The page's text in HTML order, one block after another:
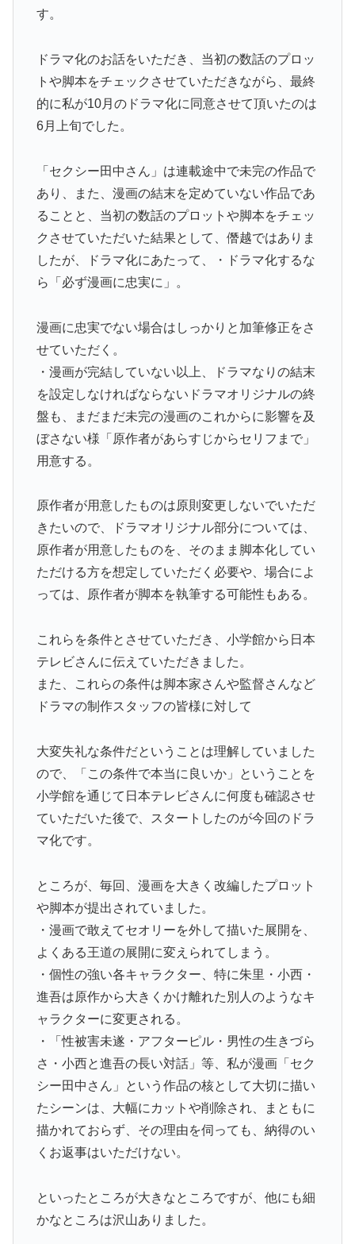
す。
ドラマ化のお話をいただき、当初の数話のプロッ
トや脚本をチェックさせていただきながら、最終
的に私が10月のドラマ化に同意させて頂いたのは
6月上旬でした。
「セクシー田中さん」は連載途中で未完の作品で
あり、また、漫画の結末を定めていない作品であ
ることと、当初の数話のプロットや脚本をチェッ
クさせていただいた結果として、僭越ではありま
したが、ドラマ化にあたって、・ドラマ化するな
ら「必ず漫画に忠実に」。
漫画に忠実でない場合はしっかりと加筆修正をさ
せていただく。
・漫画が完結していない以上、ドラマなりの結末
を設定しなければならないドラマオリジナルの終
盤も、まだまだ未完の漫画のこれからに影響を及
ぼさない様「原作者があらすじからセリフまで」
用意する。
原作者が用意したものは原則変更しないでいただ
きたいので、ドラマオリジナル部分については、
原作者が用意したものを、そのまま脚本化してい
ただける方を想定していただく必要や、場合によ
っては、原作者が脚本を執筆する可能性もある。
これらを条件とさせていただき、小学館から日本
テレビさんに伝えていただきました。
また、これらの条件は脚本家さんや監督さんなど
ドラマの制作スタッフの皆様に対して
大変失礼な条件だということは理解していました
ので、「この条件で本当に良いか」ということを
小学館を通じて日本テレビさんに何度も確認させ
ていただいた後で、スタートしたのが今回のドラ
マ化です。
ところが、毎回、漫画を大きく改編したプロット
や脚本が提出されていました。
・漫画で敢えてセオリーを外して描いた展開を、
よくある王道の展開に変えられてしまう。
・個性の強い各キャラクター、特に朱里・小西・
進吾は原作から大きくかけ離れた別人のようなキ
ャラクターに変更される。
・「性被害未遂・アフターピル・男性の生きづら
さ・小西と進吾の長い対話」等、私が漫画「セク
シー田中さん」という作品の核として大切に描い
たシーンは、大幅にカットや削除され、まともに
描かれておらず、その理由を伺っても、納得のい
くお返事はいただけない。
といったところが大きなところですが、他にも細
かなところは沢山ありました。